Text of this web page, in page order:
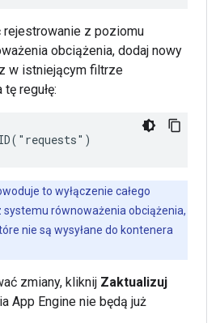
rejestrowanie z poziomu
obciążenia, dodaj nowy
w istniejącym filtrze
regułę:
to wyłączenie całego
równoważenia obciążenia,
nie są wysyłane do kontenera
zmiany, kliknij Zaktualizuj
App Engine nie będą już